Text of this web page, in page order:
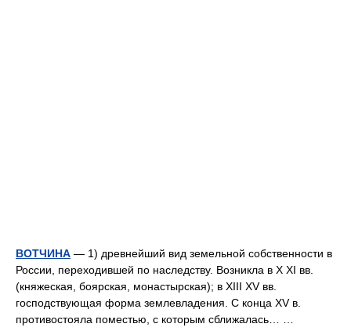
ВОТЧИНА — 1) древнейший вид земельной собственности в
России, переходившей по наследству. Возникла в X XI вв.
(княжеская, боярская, монастырская); в XIII XV вв.
господствующая форма землевладения. С конца XV в.
противостояла поместью, с которым сближалась… …